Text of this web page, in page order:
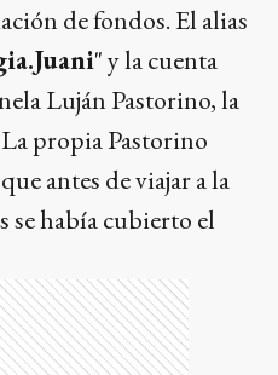
de fondos. El alias
" y la cuenta
Luján Pastorino, la
propia Pastorino
que antes de viajar a la
se había cubierto el